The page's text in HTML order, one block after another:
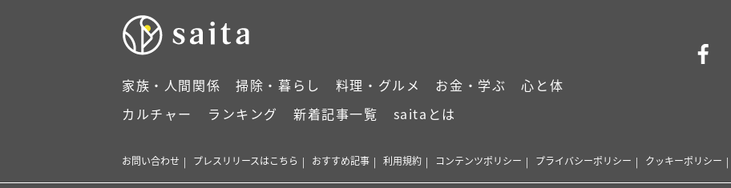
家族・人間関係 掃除・暮らし 料理・グルメ お金・学ぶ
心と体
カルチャー
ランキング 新着記事一覧 saitaとは
お問い合わせ プレスリリースはこちら おすすめ記事 利用規約 コンテンツポリシー プライバシーポリシー クッキーポリシー